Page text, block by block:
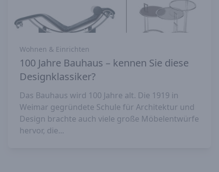
Wohnen & Einrichten
100 Jahre Bauhaus – kennen Sie diese
Designklassiker?
Das Bauhaus wird 100 Jahre alt. Die 1919 in
Weimar gegründete Schule für Architektur und
Design brachte auch viele große Möbelentwürfe
hervor, die...